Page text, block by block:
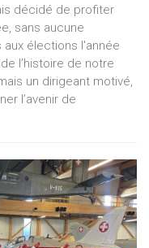
décidé de profiter
sans aucune
élections l'année
l’histoire de notre
un dirigeant motivé,
l’avenir de